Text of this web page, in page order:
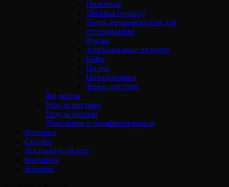
Ножницы
Лопатка (пушер)
Лоток металлический для
стерилизации
Фрезы
Апельсиновые палочки
Бафы
Пилки
Полировщики
Терки для стоп
Жидкости
Уход за ногтями
Уход за ногами
Депиляция и парафинотерапия
Новинки
Скидки
Доставка и оплата
Контакты
Корзина